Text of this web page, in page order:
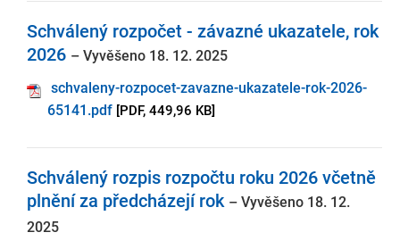
Schválený rozpočet - závazné ukazatele, rok
2026 – Vyvěšeno 18. 12. 2025
schvaleny-rozpocet-zavazne-ukazatele-rok-2026-
65141.pdf [PDF, 449,96 KB]
Schválený rozpis rozpočtu roku 2026 včetně
plnění za předcházejí rok – Vyvěšeno 18. 12.
2025